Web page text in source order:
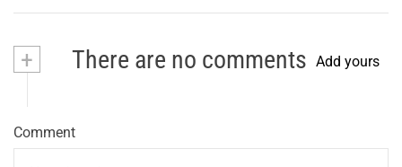
+ There are no comments Add yours
Comment